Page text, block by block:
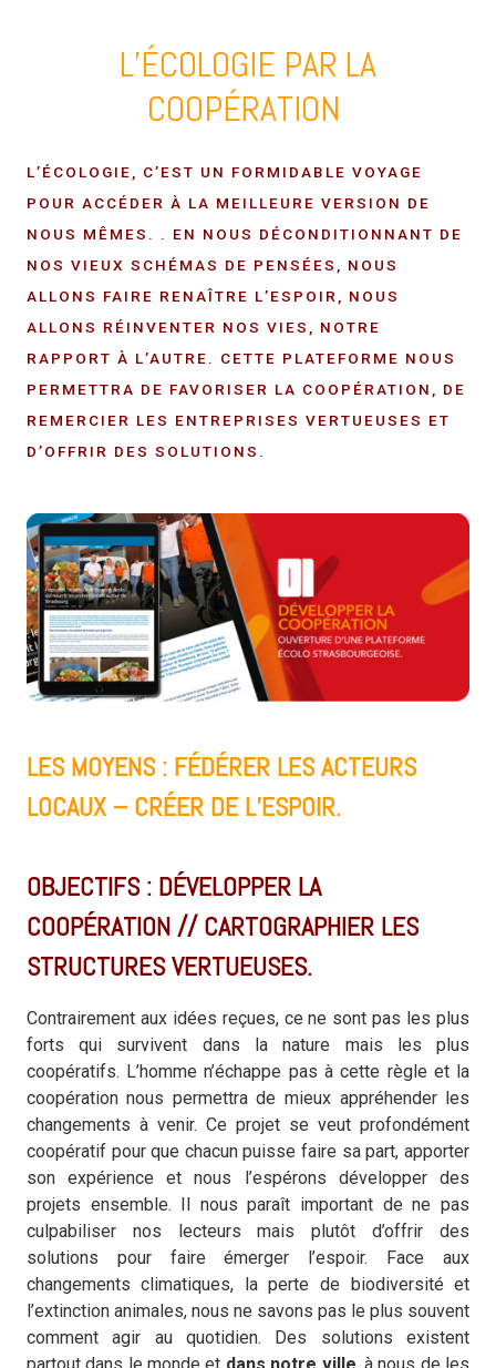
L’ÉCOLOGIE PAR LA
COOPÉRATION
L’ÉCOLOGIE, C’EST UN FORMIDABLE VOYAGE
POUR ACCÉDER À LA MEILLEURE VERSION DE
NOUS MÊMES. . EN NOUS DÉCONDITIONNANT DE
NOS VIEUX SCHÉMAS DE PENSÉES, NOUS
ALLONS FAIRE RENAÎTRE L’ESPOIR, NOUS
ALLONS RÉINVENTER NOS VIES, NOTRE
RAPPORT À L’AUTRE. CETTE PLATEFORME NOUS
PERMETTRA DE FAVORISER LA COOPÉRATION, DE
REMERCIER LES ENTREPRISES VERTUEUSES ET
D’OFFRIR DES SOLUTIONS.
LES MOYENS : FÉDÉRER LES ACTEURS
LOCAUX – CRÉER DE L’ESPOIR.
OBJECTIFS : DÉVELOPPER LA
COOPÉRATION // CARTOGRAPHIER LES
STRUCTURES VERTUEUSES.
Contrairement aux idées reçues, ce ne sont pas les plus
forts qui survivent dans la nature mais les plus
coopératifs. L’homme n’échappe pas à cette règle et la
coopération nous permettra de mieux appréhender les
changements à venir. Ce projet se veut profondément
coopératif pour que chacun puisse faire sa part, apporter
son expérience et nous l’espérons développer des
projets ensemble. Il nous paraît important de ne pas
culpabiliser nos lecteurs mais plutôt d’offrir des
solutions pour faire émerger l’espoir. Face aux
changements climatiques, la perte de biodiversité et
l’extinction animales, nous ne savons pas le plus souvent
comment agir au quotidien. Des solutions existent
partout dans le monde et dans notre ville, à nous de les